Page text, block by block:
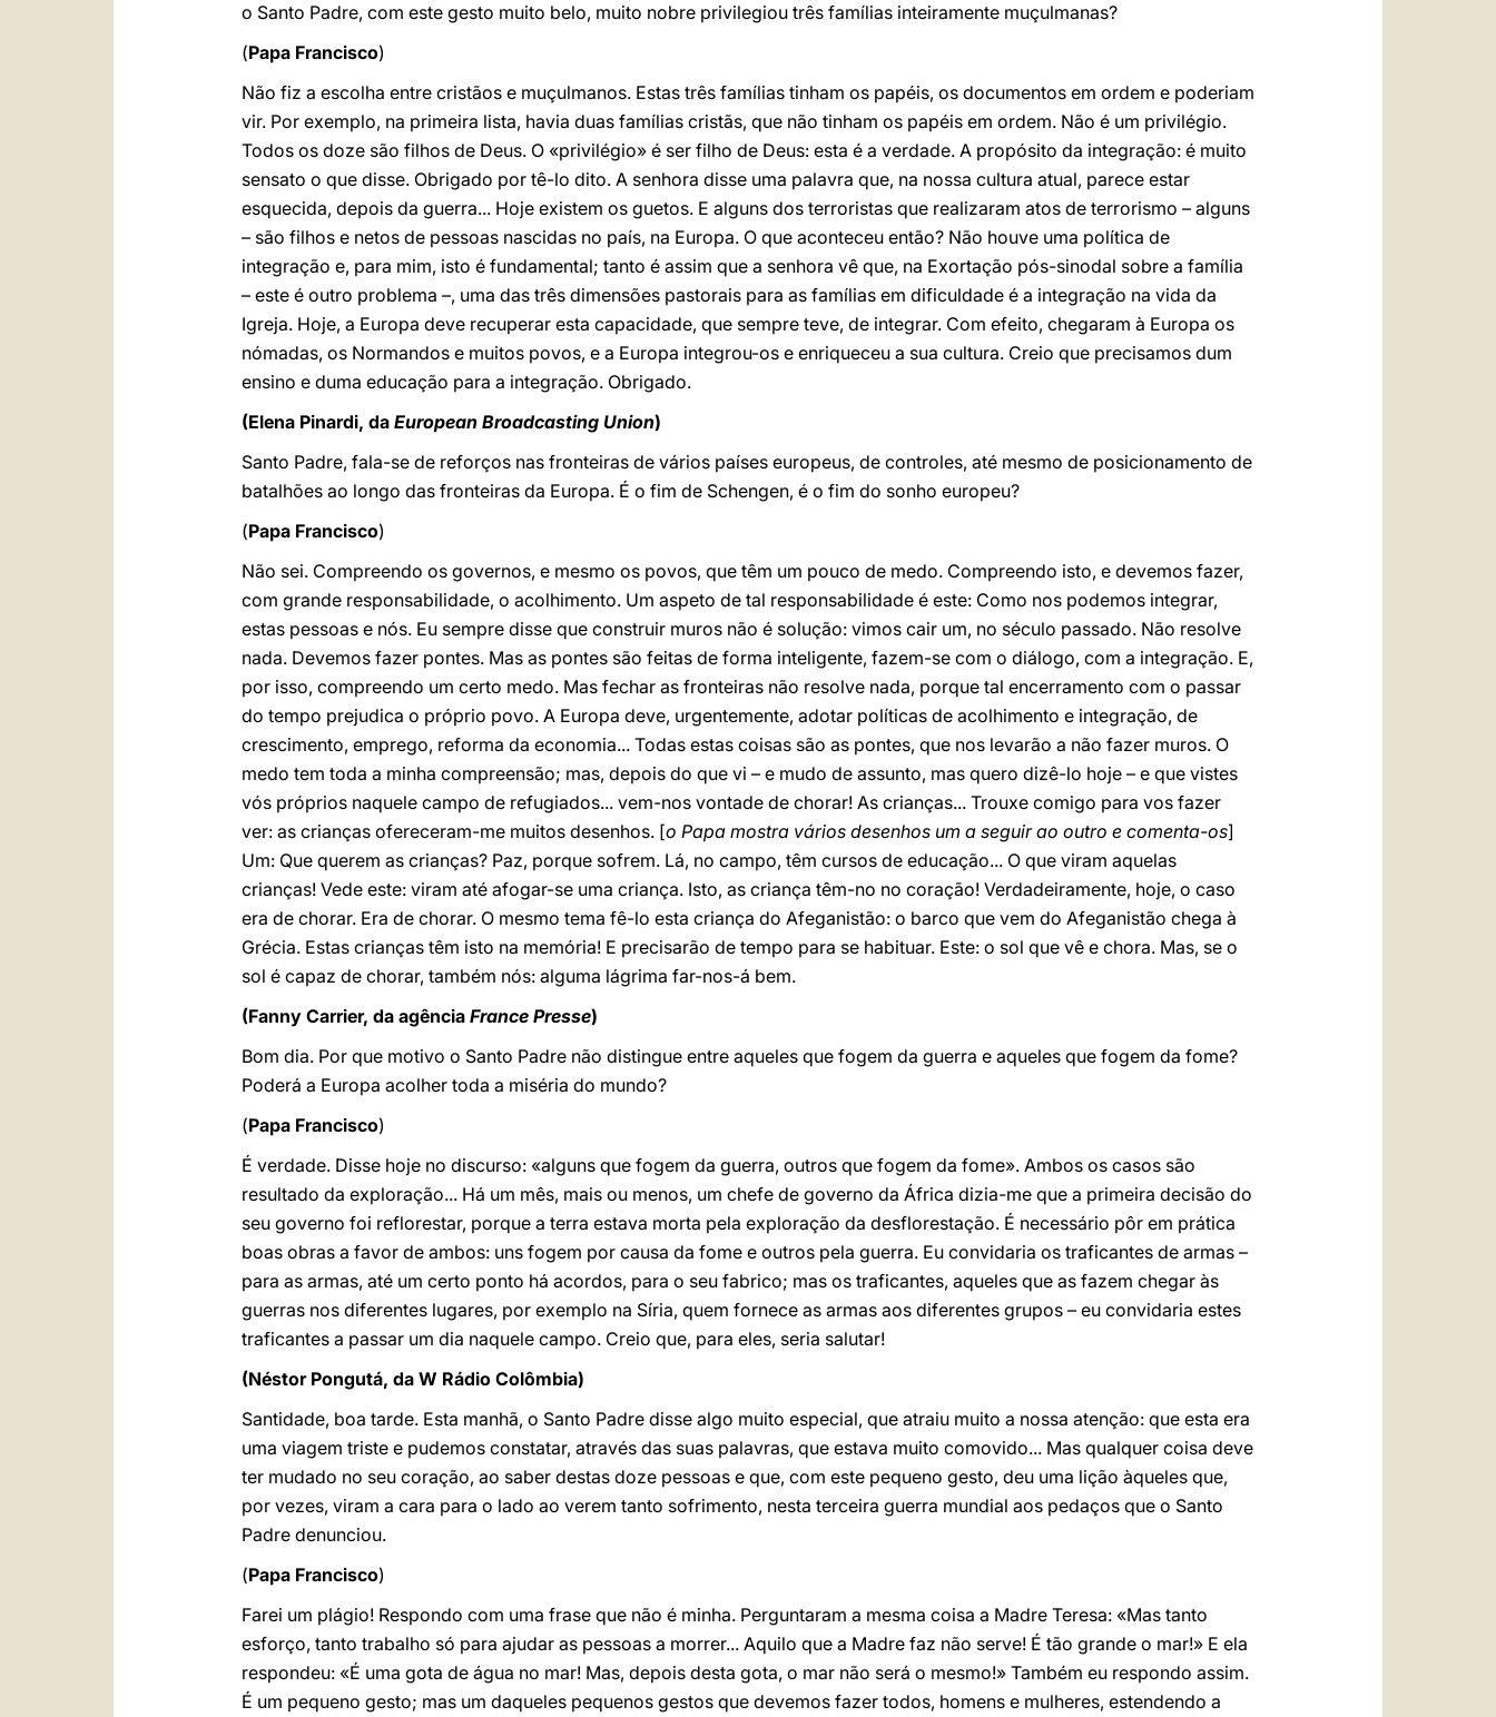
o Santo Padre, com este gesto muito belo, muito nobre privilegiou três famílias inteiramente muçulmanas?
(Papa Francisco)
Não fiz a escolha entre cristãos e muçulmanos. Estas três famílias tinham os papéis, os documentos em ordem e poderiam
vir. Por exemplo, na primeira lista, havia duas famílias cristãs, que não tinham os papéis em ordem. Não é um privilégio.
Todos os doze são filhos de Deus. O «privilégio» é ser filho de Deus: esta é a verdade. A propósito da integração: é muito
sensato o que disse. Obrigado por tê-lo dito. A senhora disse uma palavra que, na nossa cultura atual, parece estar
esquecida, depois da guerra... Hoje existem os guetos. E alguns dos terroristas que realizaram atos de terrorismo – alguns
– são filhos e netos de pessoas nascidas no país, na Europa. O que aconteceu então? Não houve uma política de
integração e, para mim, isto é fundamental; tanto é assim que a senhora vê que, na Exortação pós-sinodal sobre a família
– este é outro problema –, uma das três dimensões pastorais para as famílias em dificuldade é a integração na vida da
Igreja. Hoje, a Europa deve recuperar esta capacidade, que sempre teve, de integrar. Com efeito, chegaram à Europa os
nómadas, os Normandos e muitos povos, e a Europa integrou-os e enriqueceu a sua cultura. Creio que precisamos dum
ensino e duma educação para a integração. Obrigado.
(Elena Pinardi, da European Broadcasting Union)
Santo Padre, fala-se de reforços nas fronteiras de vários países europeus, de controles, até mesmo de posicionamento de
batalhões ao longo das fronteiras da Europa. É o fim de Schengen, é o fim do sonho europeu?
(Papa Francisco)
Não sei. Compreendo os governos, e mesmo os povos, que têm um pouco de medo. Compreendo isto, e devemos fazer,
com grande responsabilidade, o acolhimento. Um aspeto de tal responsabilidade é este: Como nos podemos integrar,
estas pessoas e nós. Eu sempre disse que construir muros não é solução: vimos cair um, no século passado. Não resolve
nada. Devemos fazer pontes. Mas as pontes são feitas de forma inteligente, fazem-se com o diálogo, com a integração. E,
por isso, compreendo um certo medo. Mas fechar as fronteiras não resolve nada, porque tal encerramento com o passar
do tempo prejudica o próprio povo. A Europa deve, urgentemente, adotar políticas de acolhimento e integração, de
crescimento, emprego, reforma da economia... Todas estas coisas são as pontes, que nos levarão a não fazer muros. O
medo tem toda a minha compreensão; mas, depois do que vi – e mudo de assunto, mas quero dizê-lo hoje – e que vistes
vós próprios naquele campo de refugiados... vem-nos vontade de chorar! As crianças... Trouxe comigo para vos fazer
ver: as crianças ofereceram-me muitos desenhos. [o Papa mostra vários desenhos um a seguir ao outro e comenta-os]
Um: Que querem as crianças? Paz, porque sofrem. Lá, no campo, têm cursos de educação... O que viram aquelas
crianças! Vede este: viram até afogar-se uma criança. Isto, as criança têm-no no coração! Verdadeiramente, hoje, o caso
era de chorar. Era de chorar. O mesmo tema fê-lo esta criança do Afeganistão: o barco que vem do Afeganistão chega à
Grécia. Estas crianças têm isto na memória! E precisarão de tempo para se habituar. Este: o sol que vê e chora. Mas, se o
sol é capaz de chorar, também nós: alguma lágrima far-nos-á bem.
(Fanny Carrier, da agência France Presse)
Bom dia. Por que motivo o Santo Padre não distingue entre aqueles que fogem da guerra e aqueles que fogem da fome?
Poderá a Europa acolher toda a miséria do mundo?
(Papa Francisco)
É verdade. Disse hoje no discurso: «alguns que fogem da guerra, outros que fogem da fome». Ambos os casos são
resultado da exploração... Há um mês, mais ou menos, um chefe de governo da África dizia-me que a primeira decisão do
seu governo foi reflorestar, porque a terra estava morta pela exploração da desflorestação. É necessário pôr em prática
boas obras a favor de ambos: uns fogem por causa da fome e outros pela guerra. Eu convidaria os traficantes de armas –
para as armas, até um certo ponto há acordos, para o seu fabrico; mas os traficantes, aqueles que as fazem chegar às
guerras nos diferentes lugares, por exemplo na Síria, quem fornece as armas aos diferentes grupos – eu convidaria estes
traficantes a passar um dia naquele campo. Creio que, para eles, seria salutar!
(Néstor Pongutá, da W Rádio Colômbia)
Santidade, boa tarde. Esta manhã, o Santo Padre disse algo muito especial, que atraiu muito a nossa atenção: que esta era
uma viagem triste e pudemos constatar, através das suas palavras, que estava muito comovido... Mas qualquer coisa deve
ter mudado no seu coração, ao saber destas doze pessoas e que, com este pequeno gesto, deu uma lição àqueles que,
por vezes, viram a cara para o lado ao verem tanto sofrimento, nesta terceira guerra mundial aos pedaços que o Santo
Padre denunciou.
(Papa Francisco)
Farei um plágio! Respondo com uma frase que não é minha. Perguntaram a mesma coisa a Madre Teresa: «Mas tanto
esforço, tanto trabalho só para ajudar as pessoas a morrer... Aquilo que a Madre faz não serve! É tão grande o mar!» E ela
respondeu: «É uma gota de água no mar! Mas, depois desta gota, o mar não será o mesmo!» Também eu respondo assim.
É um pequeno gesto; mas um daqueles pequenos gestos que devemos fazer todos, homens e mulheres, estendendo a